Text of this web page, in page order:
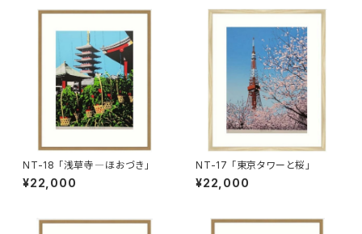
NT-18 「浅草寺―ほおづき」
¥22,000
NT-17 「東京タワーと桜」
¥22,000